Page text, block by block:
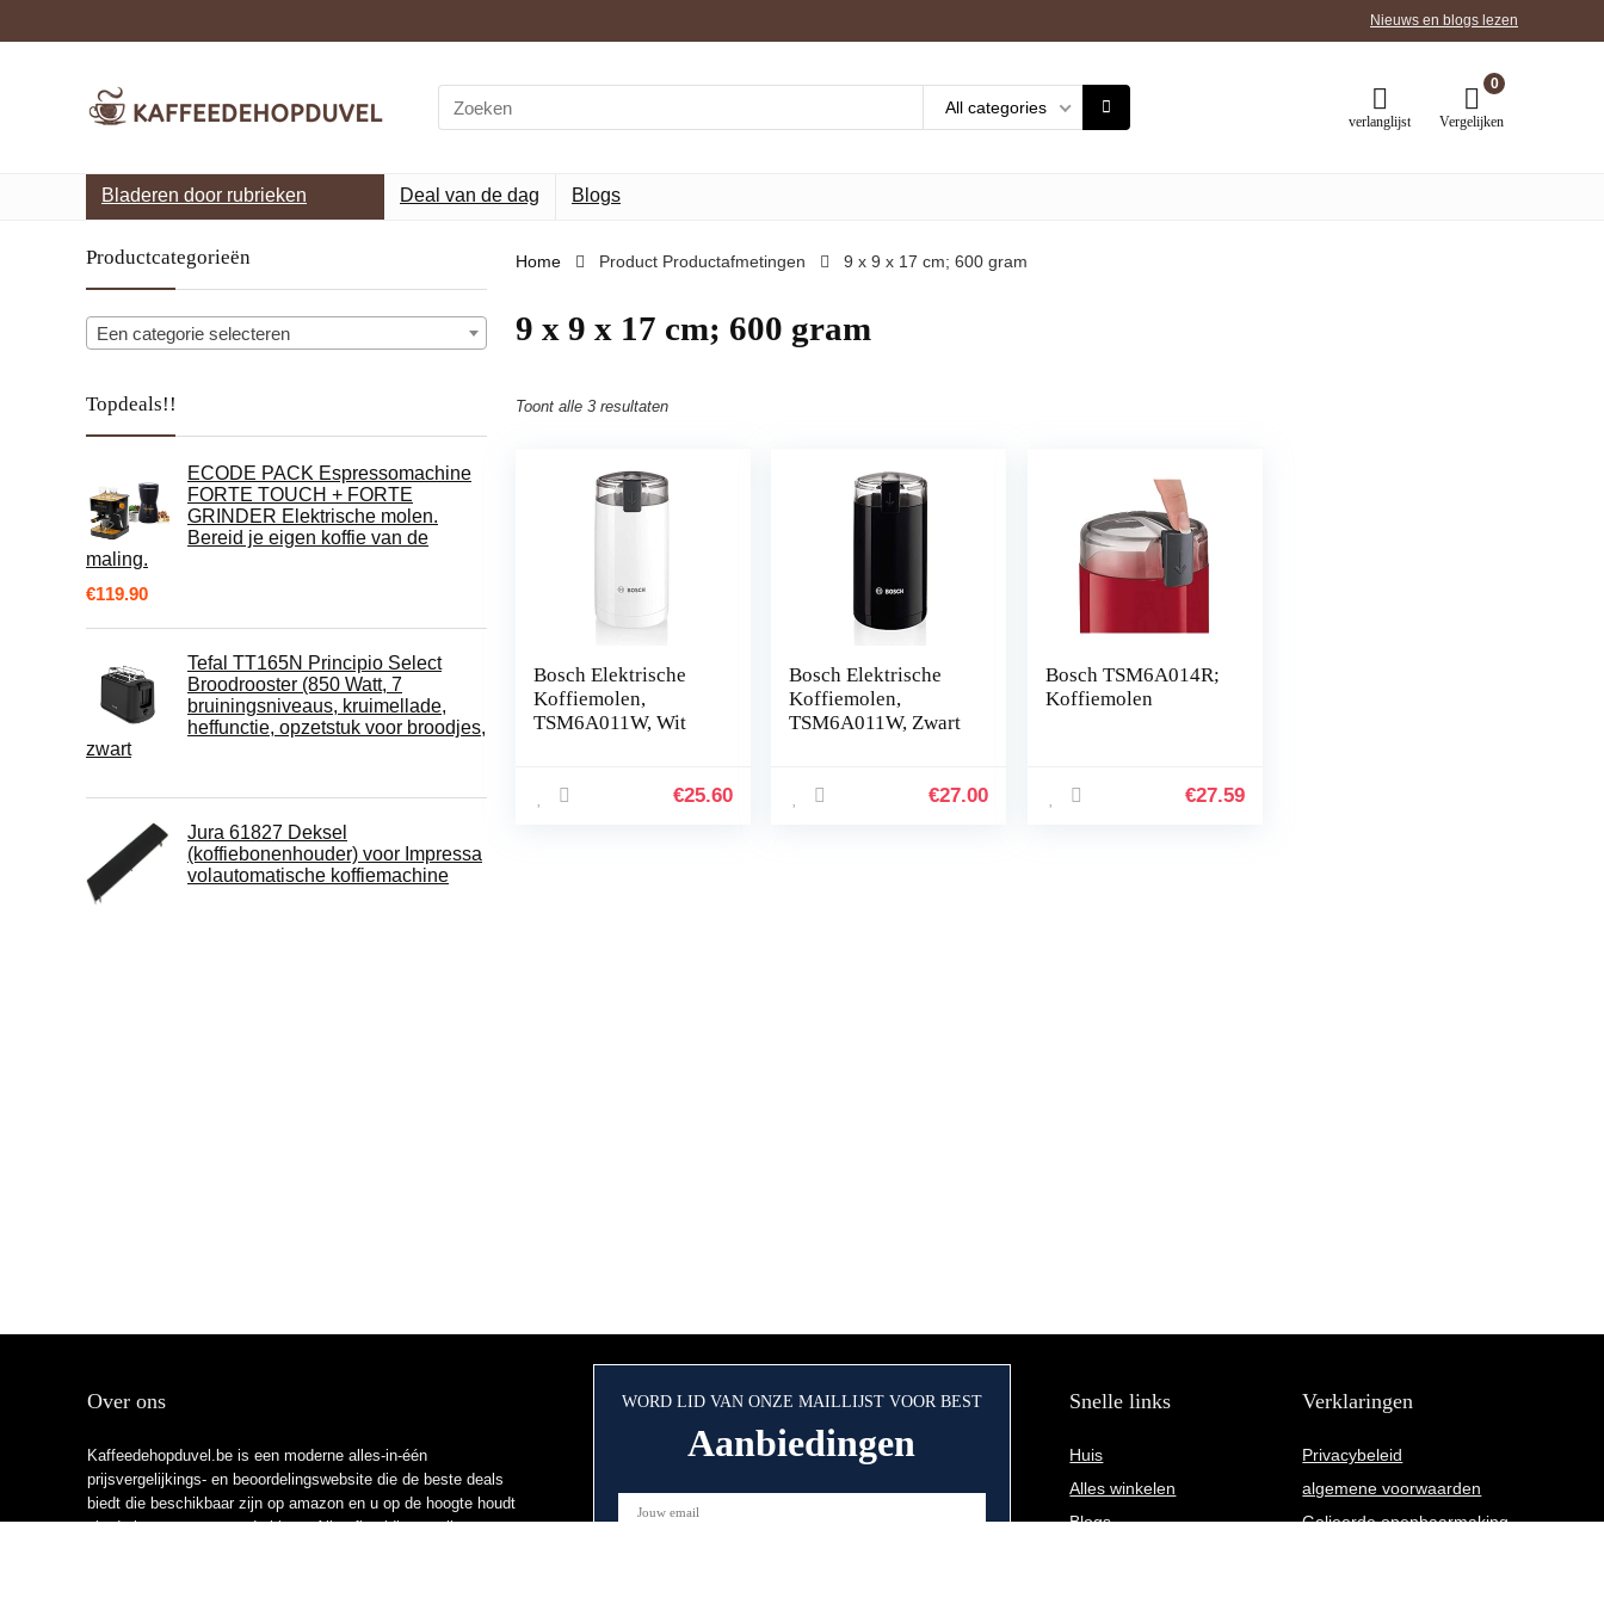
Nieuws en blogs lezen
Search
for:
All categories
verlanglijst
0
Vergelijken
Bladeren door rubrieken Deal van de dag Blogs
Productcategorieën
Een categorie selecteren
Topdeals!!
ECODE PACK Espressomachine
FORTE TOUCH + FORTE
GRINDER Elektrische molen.
Bereid je eigen koffie van de
maling.
€119.90
Tefal TT165N Principio Select
Broodrooster (850 Watt, 7
bruiningsniveaus, kruimellade,
heffunctie, opzetstuk voor broodjes,
zwart
Jura 61827 Deksel
(koffiebonenhouder) voor Impressa
volautomatische koffiemachine
Home Product Productafmetingen ‎9 x 9 x 17 cm; 600 gram
‎9 x 9 x 17 cm; 600 gram
Toont alle 3 resultaten
Bosch Elektrische
Koffiemolen,
TSM6A011W, Wit
€25.60
Bosch Elektrische
Koffiemolen,
TSM6A011W, Zwart
€27.00
Bosch TSM6A014R;
Koffiemolen
€27.59
Over ons
Kaffeedehopduvel.be is een moderne alles-in-één
prijsvergelijkings- en beoordelingswebsite die de beste deals
biedt die beschikbaar zijn op amazon en u op de hoogte houdt
via de laatst toegevoegde blogs. Alle afbeeldingen zijn
WORD LID VAN ONZE MAILLIJST VOOR BEST
Aanbiedingen
Snelle links
Huis
Alles winkelen
Blogs
Verklaringen
Privacybeleid
algemene voorwaarden
Gelieerde openbaarmaking